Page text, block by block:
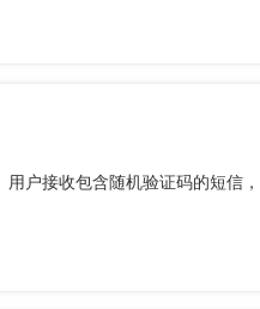
户接收包含随机验证码的短信